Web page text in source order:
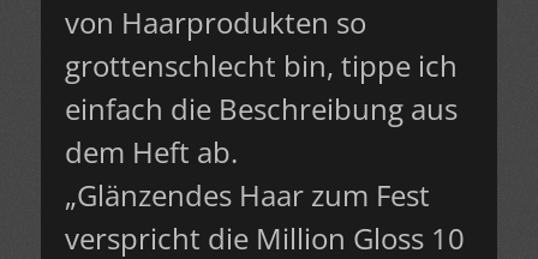
von Haarprodukten so
grottenschlecht bin, tippe ich
einfach die Beschreibung aus
dem Heft ab.
„Glänzendes Haar zum Fest
verspricht die Million Gloss 10